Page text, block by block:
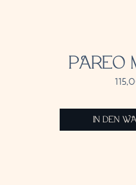
PAREO
IN DEN